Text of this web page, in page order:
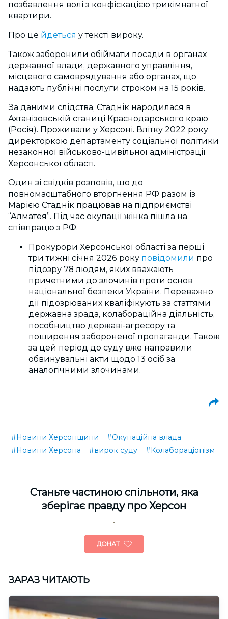
позбавлення волі з конфіскацією трикімнатної
квартири.
Про це йдеться у тексті вироку.
Також заборонили обіймати посади в органах
державної влади, державного управління,
місцевого самоврядування або органах, що
надають публічні послуги строком на 15 років.
За даними слідства, Стаднік народилася в
Ахтанізовській станиці Краснодарського краю
(Росія). Проживали у Херсоні. Влітку 2022 року
директоркою департаменту соціальної політики
незаконної військово-цивільної адміністрації
Херсонської області.
Один зі свідків розповів, що до
повномасштабного вторгнення РФ разом із
Марією Стаднік працював на підприємстві
“Алматея”. Під час окупації жінка пішла на
співпрацю з РФ.
Прокурори Херсонської області за перші
три тижні січня 2026 року повідомили про
підозру 78 людям, яких вважають
причетними до злочинів проти основ
національної безпеки України. Переважно
дії підозрюваних кваліфікують за статтями
державна зрада, колабораційна діяльність,
пособництво державі-агресору та
поширення забороненої пропаганди. Також
за цей період до суду вже направили
обвинувальні акти щодо 13 осіб за
аналогічними злочинами.
#Новини Херсонщини
#Окупаційна влада
#Новини Херсона
#вирок суду #Колабораціонізм
Cтаньте частиною спільноти, яка
зберігає правду про Херсон
ДОНАТ
ЗАРАЗ ЧИТАЮТЬ